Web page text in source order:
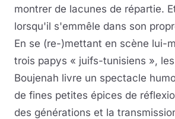
montrer de lacunes de répartie.
lorsqu'il s'emmêle dans son
En se (re-)mettant en scène lui-
trois papys « juifs-tunisiens »,
Boujenah livre un spectacle
de fines petites épices de
des générations et la